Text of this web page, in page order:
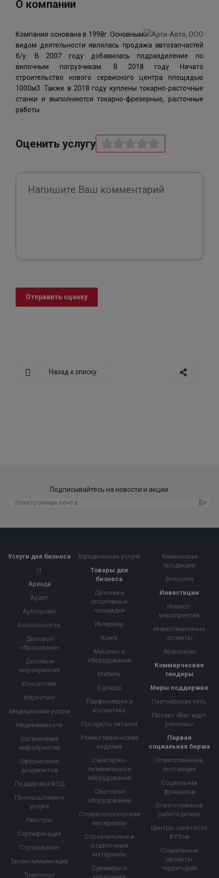
О компании
Компания основана в 1998г. Основным
видом деятельности являлась продажа автозапчастей
б/у. В 2007 году добавилась подразделение по
вилочным погрузчикам. В 2018 году Начато
строительство нового сервисного центра площадью
1000м3. Также в 2018 году куплены токарно-расточные
станки и выполняются токарно-фрезерные, расточные
работы.
Оценить услугу
Отправить оценку
Назад к списку
Подписывайтесь на новости и акции:
Услуги для бизнеса
IT
Аренда
Аудит
Аутсорсинг
Безопасность
Деловое
образование
Деловые
мероприятия
Консалтинг
Маркетинг
Медицинские услуги
Недвижимость
Организация
мероприятий
Оформление
документов
Поддержка ВЭД
Промышленные
услуги
Реестры
Сертификация
Страхование
Телекоммуникации
Транспорт
Юридические услуги
Товары для
бизнеса
Детские и
спортивные
площадки
Интерьер
Книги
Машины и
оборудование
Мебель
Одежда
Парфюмерия и
косметика
Продукты питания
Резинотехнические
изделия
Санитарно-
гигиеническое
оборудование
Световое
оборудование
Стоматологические
материалы
Строительные и
отделочные
материалы
Сувениры и
Химическая
продукция
Экология
Инвестиции
Инвест-
мероприятия
Инвестиционные
проекты
Франшизы
Коммерческие
тендеры
Меры поддержки
Партнерская сеть
Проект «Вас ждут
регионы»
Первая
социальная биржа
Ответственный
поставщик
Социальная
франшиза
Ответственный
работодатель
Центры занятости
ВУЗов
Социальные
проекты
территорий